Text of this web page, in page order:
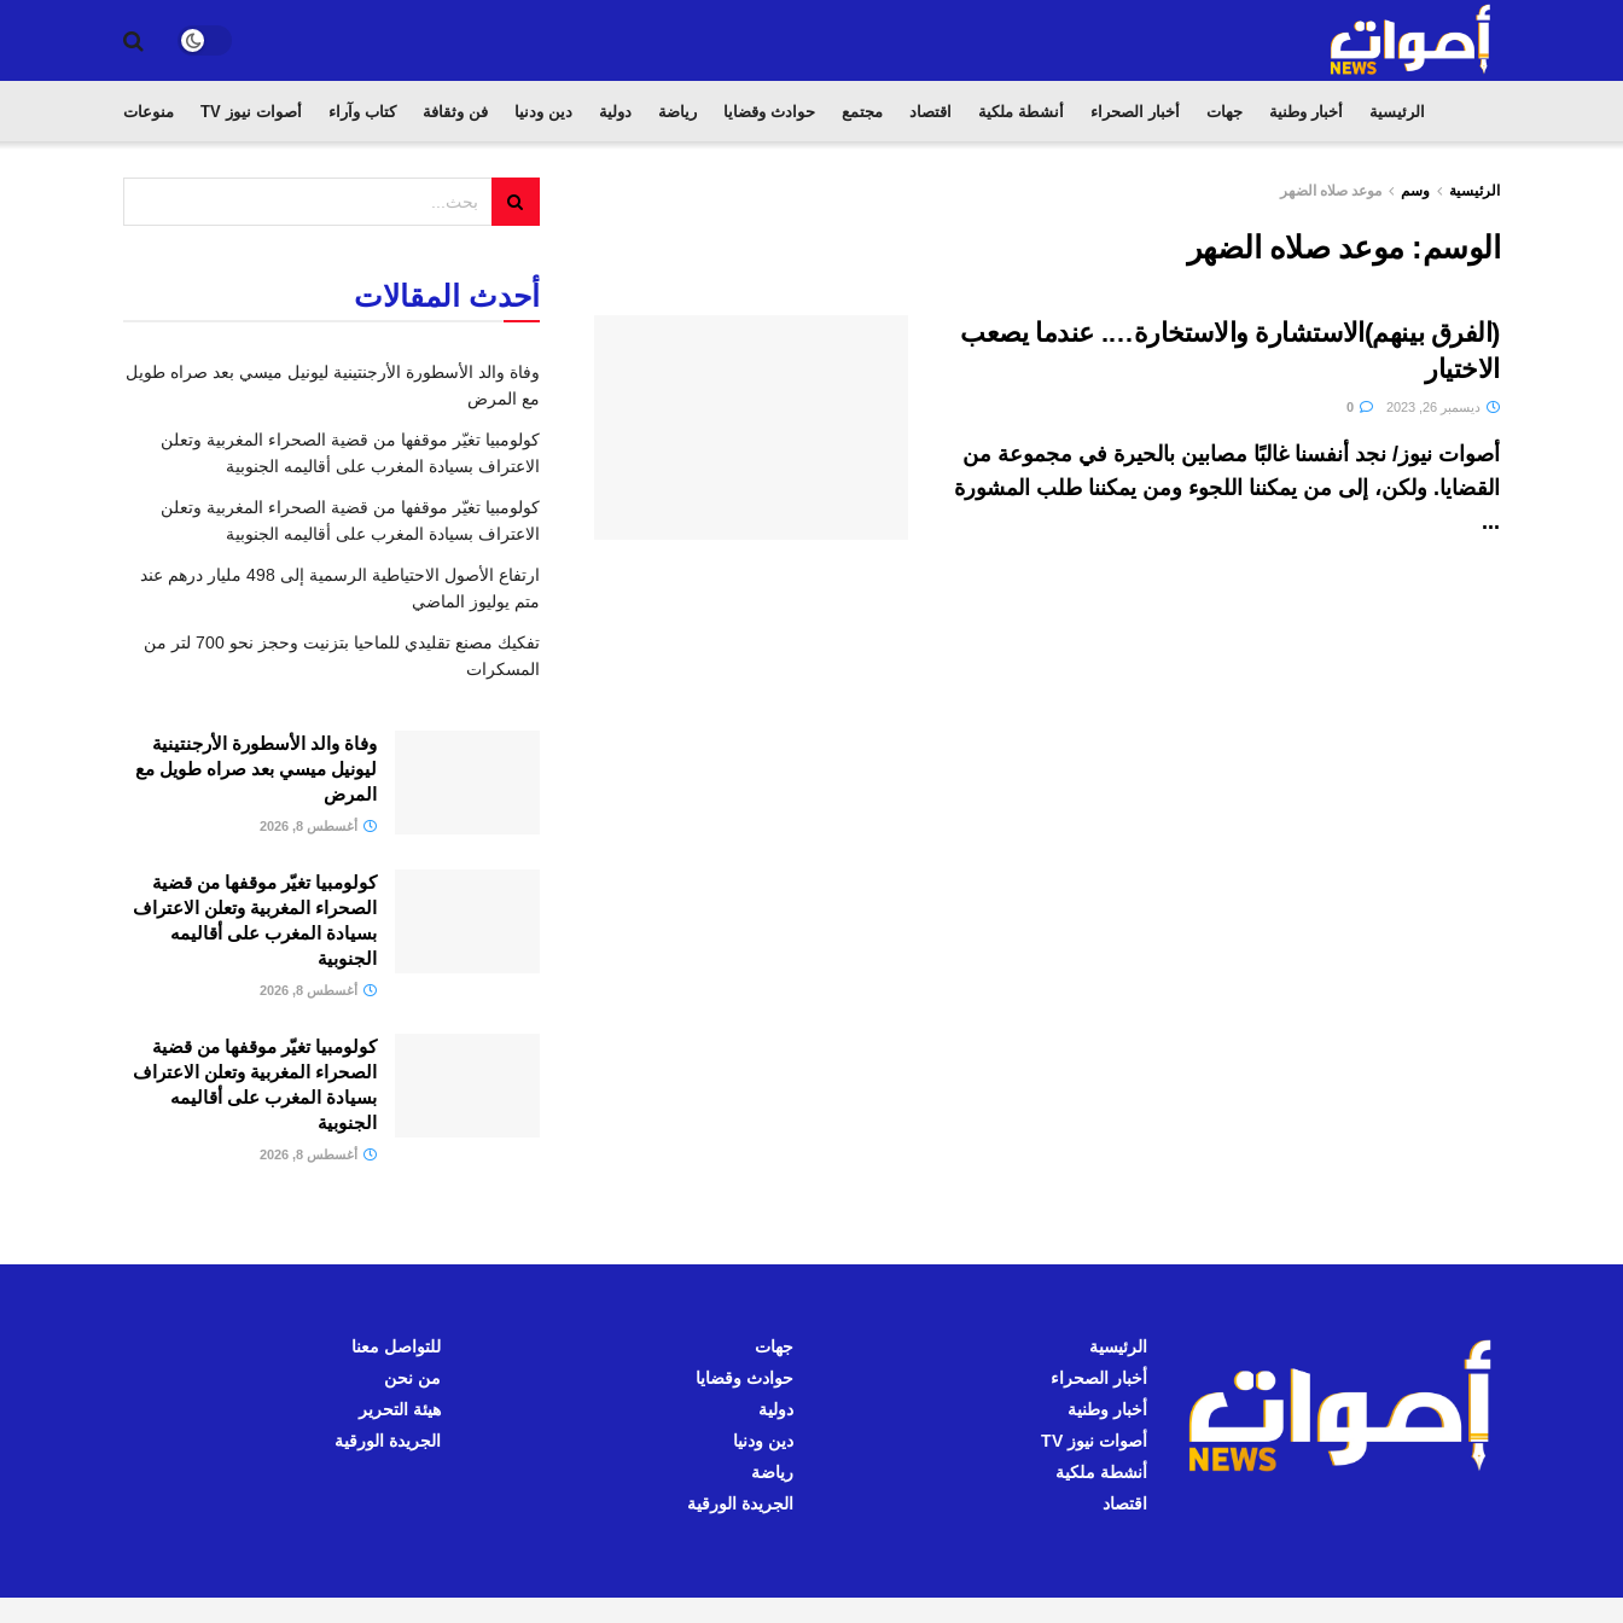
الرئيسية أخبار وطنية جهات أخبار الصحراء أنشطة ملكية اقتصاد مجتمع حوادث وقضايا رياضة دولية دين ودنيا فن وثقافة كتاب وآراء أصوات نيوز TV منوعات
الرئيسية وسم موعد صلاه الضهر
الوسم: موعد صلاه الضهر
(الفرق بينهم)الاستشارة والاستخارة…. عندما يصعب
الاختيار
ديسمبر 26, 2023
أصوات نيوز/ نجد أنفسنا غالبًا مصابين بالحيرة في مجموعة من
القضايا. ولكن، إلى من يمكننا اللجوء ومن يمكننا طلب المشورة
...
أحدث المقالات
وفاة والد الأسطورة الأرجنتينية ليونيل ميسي بعد صراه طويل
مع المرض
كولومبيا تغيّر موقفها من قضية الصحراء المغربية وتعلن
الاعتراف بسيادة المغرب على أقاليمه الجنوبية
كولومبيا تغيّر موقفها من قضية الصحراء المغربية وتعلن
الاعتراف بسيادة المغرب على أقاليمه الجنوبية
ارتفاع الأصول الاحتياطية الرسمية إلى 498 مليار درهم عند
متم يوليوز الماضي
تفكيك مصنع تقليدي للماحيا بتزنيت وحجز نحو 700 لتر من
المسكرات
وفاة والد الأسطورة الأرجنتينية
ليونيل ميسي بعد صراه طويل مع
المرض
أغسطس 8, 2026
كولومبيا تغيّر موقفها من قضية
الصحراء المغربية وتعلن الاعتراف
بسيادة المغرب على أقاليمه
الجنوبية
أغسطس 8, 2026
كولومبيا تغيّر موقفها من قضية
الصحراء المغربية وتعلن الاعتراف
بسيادة المغرب على أقاليمه
الجنوبية
أغسطس 8, 2026
الرئيسية
أخبار الصحراء
أخبار وطنية
أصوات نيوز TV
أنشطة ملكية
اقتصاد
جهات
حوادث وقضايا
دولية
دين ودنيا
رياضة
الجريدة الورقية
للتواصل معنا
من نحن
هيئة التحرير
الجريدة الورقية